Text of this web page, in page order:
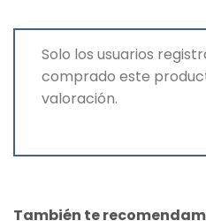
Solo los usuarios
comprado este
valoración.
También te